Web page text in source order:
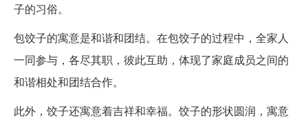
子的习俗。
包饺子的寓意是和谐和团结。在包饺子的过程中，全家人
一同参与，各尽其职，彼此互助，体现了家庭成员之间的
和谐相处和团结合作。
此外，饺子还寓意着吉祥和幸福。饺子的形状圆润，寓意